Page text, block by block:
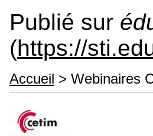
Publié sur
(https://
Accueil > Webinaires